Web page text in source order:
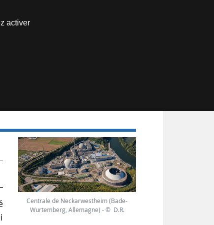
Centrale de Neckarwestheim (Bade-
Wurtemberg, Allemagne) - © D.R.
activer